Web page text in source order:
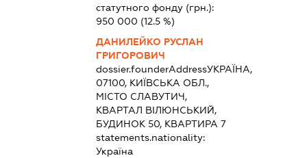
статутного фонду (грн.):
950 000 (12.5 %)
ДАНИЛЕЙКО РУСЛАН
ГРИГОРОВИЧ
dossier.founderAddressУКРАЇНА,
07100, КИЇВСЬКА ОБЛ.,
МІСТО СЛАВУТИЧ,
КВАРТАЛ ВІЛЮНСЬКИЙ,
БУДИНОК 50, КВАРТИРА 7
statements.nationality:
Україна